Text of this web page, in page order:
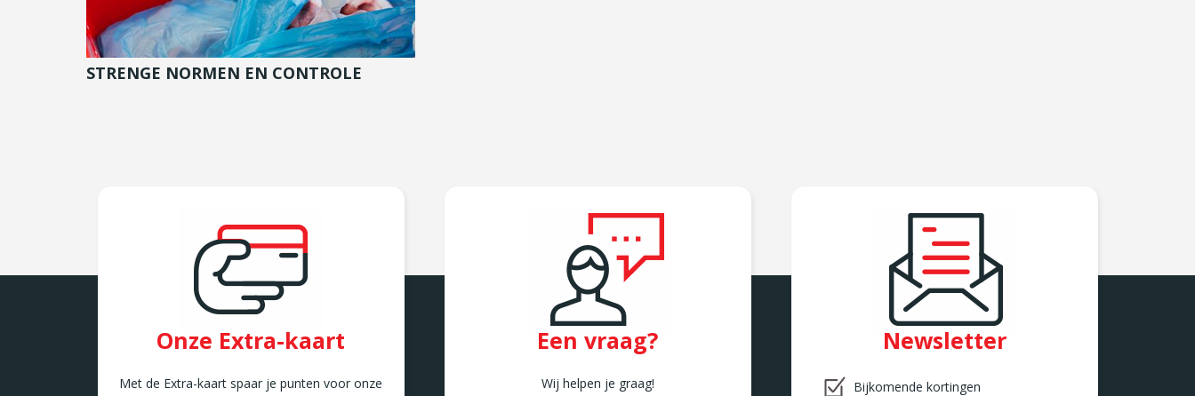
STRENGE NORMEN EN CONTROLE
Onze Extra-kaart
Met de Extra-kaart spaar je punten voor onze
Een vraag?
Wij helpen je graag!
Newsletter
Bijkomende kortingen